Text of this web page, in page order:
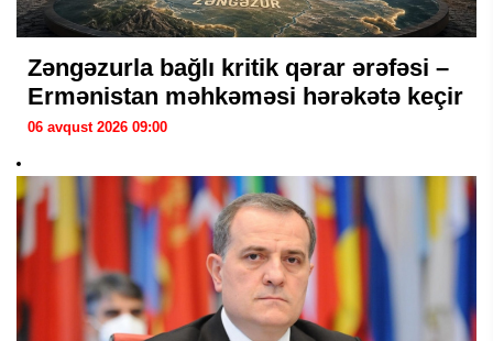
Zəngəzurla bağlı kritik qərar ərəfəsi –
Ermənistan məhkəməsi hərəkətə keçir
06 avqust 2026 09:00